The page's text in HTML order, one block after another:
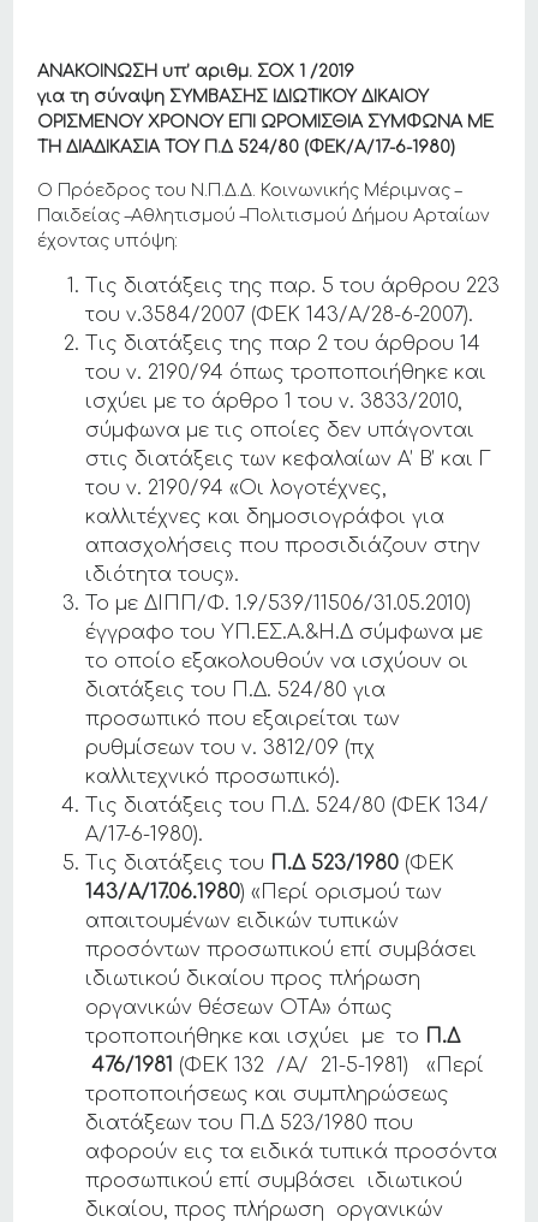
ΑΝΑΚΟΙΝΩΣΗ υπ’ αριθμ. ΣΟΧ 1 /2019
για τη σύναψη ΣΥΜΒΑΣΗΣ ΙΔΙΩΤΙΚΟΥ ΔΙΚΑΙΟΥ
ΟΡΙΣΜΕΝΟΥ ΧΡΟΝΟΥ ΕΠΙ ΩΡΟΜΙΣΘΙΑ ΣΥΜΦΩΝΑ ΜΕ
ΤΗ ΔΙΑΔΙΚΑΣΙΑ ΤΟΥ Π.Δ 524/80 (ΦΕΚ/Α/17-6-1980)
Ο Πρόεδρος του Ν.Π.Δ.Δ. Κοινωνικής Μέριμνας –
Παιδείας –Αθλητισμού –Πολιτισμού Δήμου Αρταίων
έχοντας υπόψη:
Τις διατάξεις της παρ. 5 του άρθρου 223
του ν.3584/2007 (ΦΕΚ 143/Α/28-6-2007).
Τις διατάξεις της παρ 2 του άρθρου 14
του ν. 2190/94 όπως τροποποιήθηκε και
ισχύει με το άρθρο 1 του ν. 3833/2010,
σύμφωνα με τις οποίες δεν υπάγονται
στις διατάξεις των κεφαλαίων Α’ Β’ και Γ
του ν. 2190/94 «Οι λογοτέχνες,
καλλιτέχνες και δημοσιογράφοι για
απασχολήσεις που προσιδιάζουν στην
ιδιότητα τους».
Το με ΔΙΠΠ/Φ. 1.9/539/11506/31.05.2010)
έγγραφο του ΥΠ.ΕΣ.Α.&Η.Δ σύμφωνα με
το οποίο εξακολουθούν να ισχύουν οι
διατάξεις του Π.Δ. 524/80 για
προσωπικό που εξαιρείται των
ρυθμίσεων του ν. 3812/09 (πχ
καλλιτεχνικό προσωπικό).
Τις διατάξεις του Π.Δ. 524/80 (ΦΕΚ 134/
Α/17-6-1980).
Τις διατάξεις του Π.Δ 523/1980 (ΦΕΚ
143/Α/17.06.1980) «Περί ορισμού των
απαιτουμένων ειδικών τυπικών
προσόντων προσωπικού επί συμβάσει
ιδιωτικού δικαίου προς πλήρωση
οργανικών θέσεων ΟΤΑ» όπως
τροποποιήθηκε και ισχύει με το Π.Δ
476/1981 (ΦΕΚ 132 /Α/ 21-5-1981) «Περί
τροποποιήσεως και συμπληρώσεως
διατάξεων του Π.Δ 523/1980 που
αφορούν εις τα ειδικά τυπικά προσόντα
προσωπικού επί συμβάσει ιδιωτικού
δικαίου, προς πλήρωση οργανικών